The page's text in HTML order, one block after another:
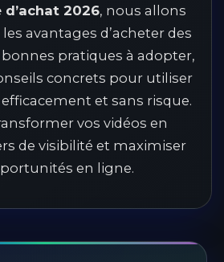
d’achat 2026, nous allons
avantages d’acheter des
bonnes pratiques à adopter,
concrets pour utiliser
et sans risque.
vos vidéos en
de visibilité et maximiser
en ligne.